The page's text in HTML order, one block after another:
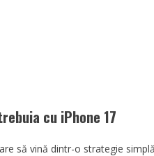
cu iPhone 17
să vină dintr-o strategie